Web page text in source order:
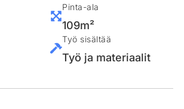
Pinta-ala
109m²
Työ sisältää
Työ ja materiaalit